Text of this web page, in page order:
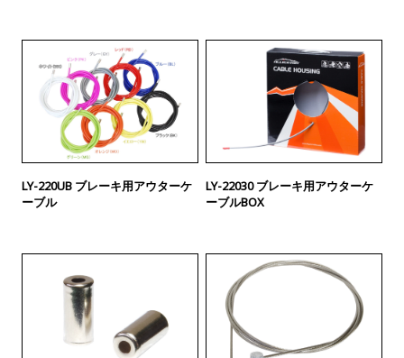
LY-220UB ブレーキ用アウターケ
ーブル
LY-22030 ブレーキ用アウターケ
ーブルBOX